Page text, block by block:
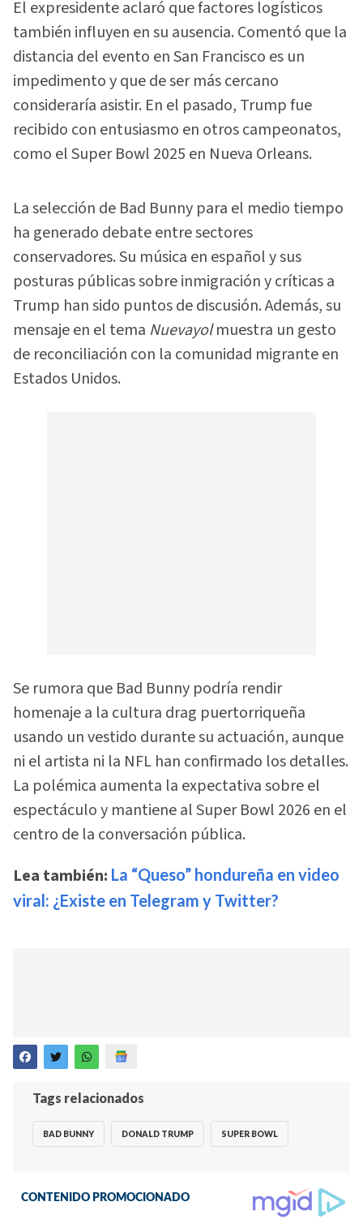
El expresidente aclaró que factores logísticos
también influyen en su ausencia. Comentó que la
distancia del evento en San Francisco es un
impedimento y que de ser más cercano
consideraría asistir. En el pasado, Trump fue
recibido con entusiasmo en otros campeonatos,
como el Super Bowl 2025 en Nueva Orleans.
La selección de Bad Bunny para el medio tiempo
ha generado debate entre sectores
conservadores. Su música en español y sus
posturas públicas sobre inmigración y críticas a
Trump han sido puntos de discusión. Además, su
mensaje en el tema Nuevayolmuestra un gesto
de reconciliación con la comunidad migrante en
Estados Unidos.
Se rumora que Bad Bunny podría rendir
homenaje a la cultura drag puertorriqueña
usando un vestido durante su actuación, aunque
ni el artista ni la NFL han confirmado los detalles.
La polémica aumenta la expectativa sobre el
espectáculo y mantiene al Super Bowl 2026 en el
centro de la conversación pública.
Lea también: La “Queso” hondureña en video
viral: ¿Existe en Telegram y Twitter?
Tags relacionados
BAD BUNNY DONALD TRUMP SUPER BOWL